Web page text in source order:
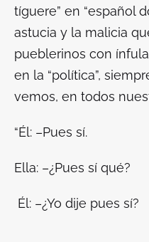
tíguere” en “español
astucia y la malicia
pueblerinos con
en la “política”,
vemos, en todos
“Él: –Pues sí.
Ella: –¿Pues sí qué?
Él: –¿Yo dije pues sí?